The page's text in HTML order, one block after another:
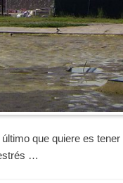
que quiere es
…